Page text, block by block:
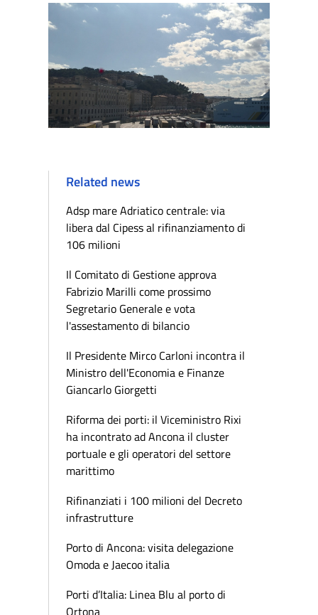
Related news
Adsp mare Adriatico centrale: via
libera dal Cipess al rifinanziamento di
106 milioni
Il Comitato di Gestione approva
Fabrizio Marilli come prossimo
Segretario Generale e vota
l'assestamento di bilancio
Il Presidente Mirco Carloni incontra il
Ministro dell'Economia e Finanze
Giancarlo Giorgetti
Riforma dei porti: il Viceministro Rixi
ha incontrato ad Ancona il cluster
portuale e gli operatori del settore
marittimo
Rifinanziati i 100 milioni del Decreto
infrastrutture
Porto di Ancona: visita delegazione
Omoda e Jaecoo italia
Porti d’Italia: Linea Blu al porto di
Ortona